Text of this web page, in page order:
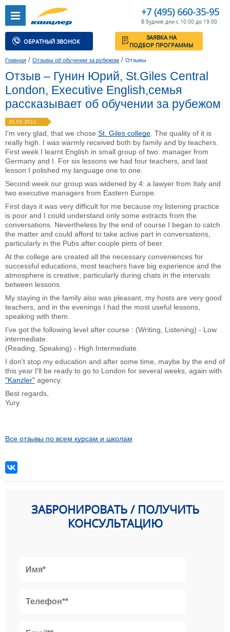
+7 (495) 660-35-95
В будние дни с 10:00 до 19:00
ОБРАТНЫЙ ЗВОНОК
ЗАЯВКА НА
ПОДБОР ПРОГРАММЫ
Главная / Отзывы об обучении за рубежом / Отзывы
Отзыв – Гунин Юрий, St.Giles Central
London, Executive English,семья
рассказывает об обучении за рубежом
31.01.2011
I'm very glad, that we chose St. Giles college . The quality of it is
really high. I was warmly received both by family and by teachers.
First week I learnt English in small group of two: manager from
Germany and I. For six lessons we had four teachers, and last
lesson I polished my language one to one.
Second week our group was widened by 4: a lawyer from Italy and
two executive managers from Eastern Europe.
First days it was very difficult for me because my listening practice
is poor and I could understand only some extracts from the
conversations. Nevertheless by the end of course I began to catch
the matter and could afford to take active part in conversations,
particularly in the Pubs after couple pints of beer.
At the college are created all the necessary conveniences for
successful educations, most teachers have big experience and the
atmosphere is creative, particularly during chats in the intervals
between lessons.
My staying in the family also was pleasant, my hosts are very good
teachers, and in the evenings I had the most useful lessons,
speaking with them.
I've got the following level after course : (Writing, Listening) - Low
intermediate.
(Reading, Speaking) - High Intermediate.
I don't stop my education and after some time, maybe by the end of
this year I'll be ready to go to London for several weeks, again with
"Kanzler" agency.
Best regards,
Yury
Все отзывы по всем курсам и школам
ЗАБРОНИРОВАТЬ / ПОЛУЧИТЬ
КОНСУЛЬТАЦИЮ